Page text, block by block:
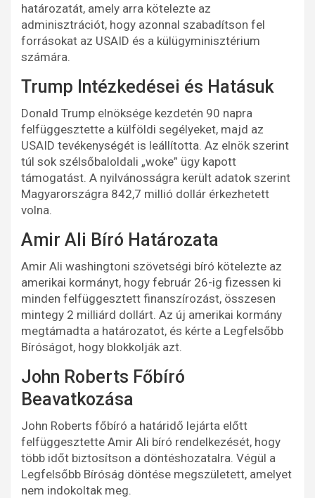
határozatát, amely arra kötelezte az
adminisztrációt, hogy azonnal szabadítson fel
forrásokat az USAID és a külügyminisztérium
számára.
Trump Intézkedései és Hatásuk
Donald Trump elnöksége kezdetén 90 napra
felfüggesztette a külföldi segélyeket, majd az
USAID tevékenységét is leállította. Az elnök szerint
túl sok szélsőbaloldali „woke” ügy kapott
támogatást. A nyilvánosságra került adatok szerint
Magyarországra 842,7 millió dollár érkezhetett
volna.
Amir Ali Bíró Határozata
Amir Ali washingtoni szövetségi bíró kötelezte az
amerikai kormányt, hogy február 26-ig fizessen ki
minden felfüggesztett finanszírozást, összesen
mintegy 2 milliárd dollárt. Az új amerikai kormány
megtámadta a határozatot, és kérte a Legfelsőbb
Bíróságot, hogy blokkolják azt.
John Roberts Főbíró
Beavatkozása
John Roberts főbíró a határidő lejárta előtt
felfüggesztette Amir Ali bíró rendelkezését, hogy
több időt biztosítson a döntéshozatalra. Végül a
Legfelsőbb Bíróság döntése megszületett, amelyet
nem indokoltak meg.